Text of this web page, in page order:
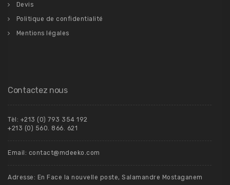
Devis
Politique de confidentialité
Mentions légales
Contactez nous
Tèl: +213 (0) 793 354 192
+213 (0) 560. 866. 621
Email: contact@mdeeko.com
Adresse: En Face la nouvelle poste, Salamandre Mostaganem